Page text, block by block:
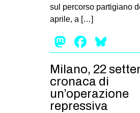
sul percorso partigiano
aprile, a […]
Mastodon
Milano, 22
cronaca di
un’operazione
repressiva